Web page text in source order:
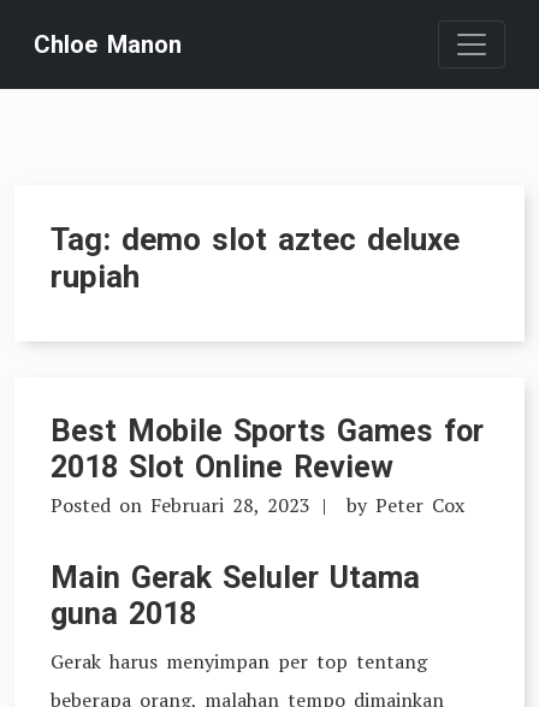
content
Chloe Manon
Tag: demo slot aztec deluxe
rupiah
Best Mobile Sports Games for
2018 Slot Online Review
Posted on Februari 28, 2023 by Peter Cox
Main Gerak Seluler Utama
guna 2018
Gerak harus menyimpan per top tentang
beberapa orang, malahan tempo dimainkan